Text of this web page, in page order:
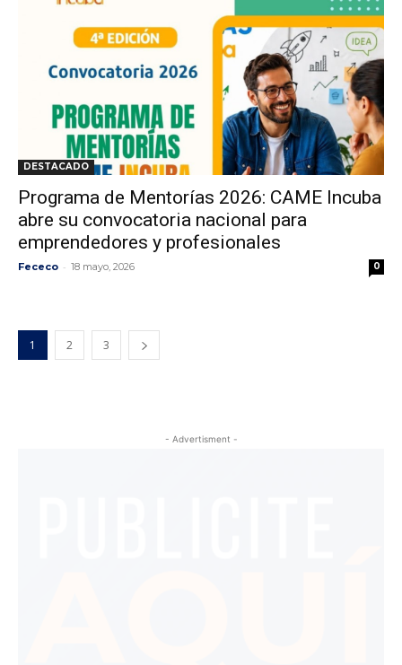
DESTACADO
Programa de Mentorías 2026: CAME Incuba
abre su convocatoria nacional para
emprendedores y profesionales
Fececo - 18 mayo, 2026 0
1 2 3
- Advertisment -